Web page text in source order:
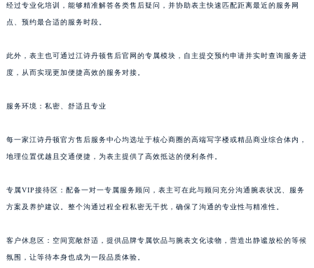
经过专业化培训，能够精准解答各类售后疑问，并协助表主快速匹配距离最近的服务网
点、预约最合适的服务时段。
此外，表主也可通过江诗丹顿售后官网的专属模块，自主提交预约申请并实时查询服务进
度，从而实现更加便捷高效的服务对接。
服务环境：私密、舒适且专业
每一家江诗丹顿官方售后服务中心均选址于核心商圈的高端写字楼或精品商业综合体内，
地理位置优越且交通便捷，为表主提供了高效抵达的便利条件。
专属VIP接待区：配备一对一专属服务顾问，表主可在此与顾问充分沟通腕表状况、服务
方案及养护建议。整个沟通过程全程私密无干扰，确保了沟通的专业性与精准性。
客户休息区：空间宽敞舒适，提供品牌专属饮品与腕表文化读物，营造出静谧放松的等候
氛围，让等待本身也成为一段品质体验。